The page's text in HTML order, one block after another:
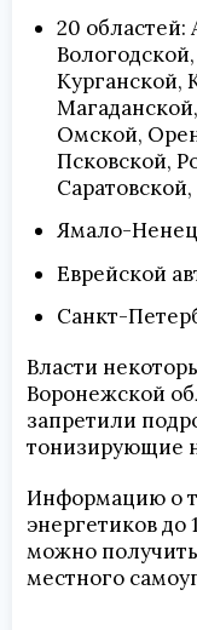
20 областей:
Курганской,
Омской,
Псковской,
Ямало-
Еврейской
Санкт-
Власти
Воронежской
запретили
тонизирующие
Информацию о
энергетиков до
можно
местного